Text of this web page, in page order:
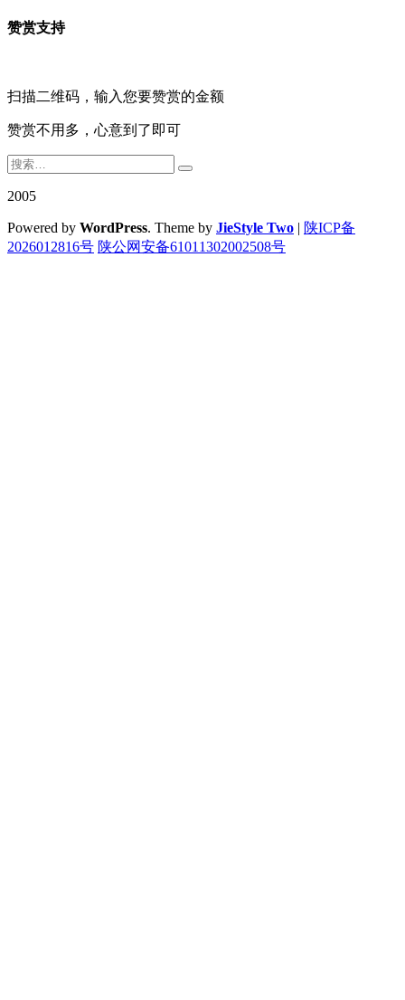
赞赏支持
扫描二维码，输入您要赞赏的金额
赞赏不用多，心意到了即可
2005
Powered by WordPress. Theme by JieStyle Two | 陕ICP备
2026012816号 陕公网安备61011302002508号